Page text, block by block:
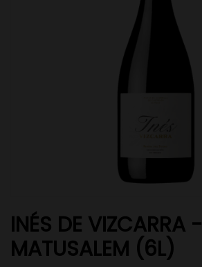
INÉS DE VIZCARRA -
MATUSALEM (6L)